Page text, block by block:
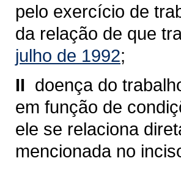
pelo exercício de
da relação de que
julho de 1992;
II  doença do
em função de
ele se relaciona
mencionada no